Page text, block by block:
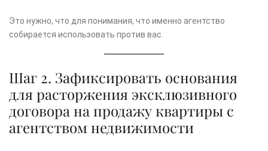
Это нужно, что для понимания, что именно агентство
собирается использовать против вас.
Шаг 2. Зафиксировать основания
для расторжения эксклюзивного
договора на продажу квартиры с
агентством недвижимости